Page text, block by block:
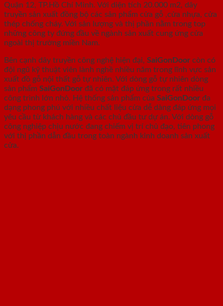
Quận 12, TP.Hồ Chí Minh. Với diện tích 20.000 m2, dây
truyền sản xuất đồng bộ các sản phẩm cửa gỗ ,cửa nhựa, cửa
thép chống cháy. Với sản lượng và thị phần nằm trong top
những công ty đứng đầu về ngành sản xuất cung ứng cửa
ngoài thị trường miền Nam.
Bên cạnh dây truyền công nghệ hiện đại, SaiGonDoor còn có
đội ngũ kỹ thuật viên lành nghề nhiều năm trong lĩnh vực sản
xuất đồ gỗ nội thất gỗ tự nhiên. Với dòng gỗ tự nhiên dòng
sản phẩm SaiGonDoor đã có mặt đáp ứng trong rất nhiều
công trình lớn nhỏ. Hệ thống sản phẩm của SaiGonDoor đa
dạng phong phú với nhiều chất liệu cửa dễ dàng đáp ứng mọi
yêu cầu từ khách hàng và các chủ đầu tư dự án. Với dòng gỗ
công nghiệp chịu nước đang chiếm vị trí chủ đạo, tiên phong
với thị phần dẫn đầu trong toàn ngành kinh doanh sản xuất
cửa.